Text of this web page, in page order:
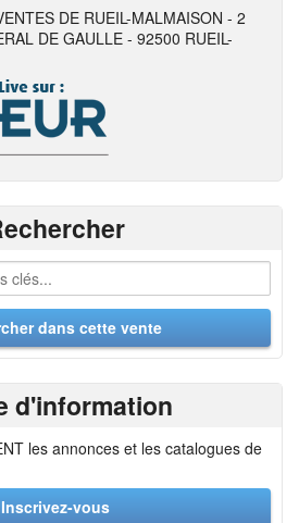
DE RUEIL-MALMAISON - 2
DE GAULLE - 92500 RUEIL-
d'information
les annonces et les catalogues de
Inscrivez-vous